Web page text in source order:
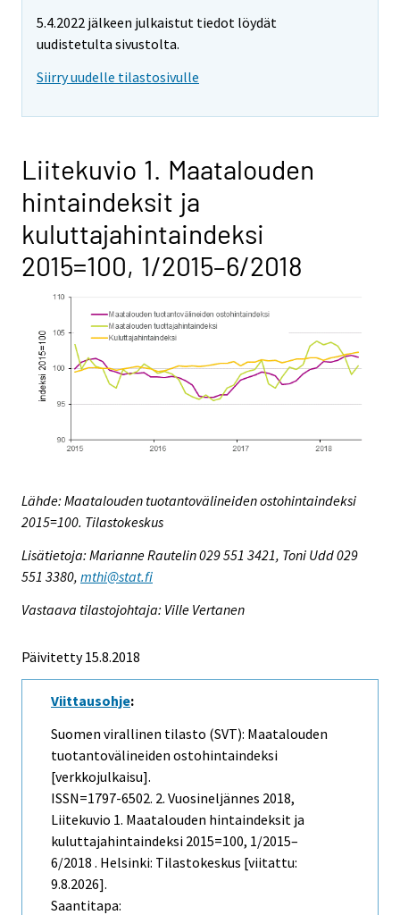
5.4.2022 jälkeen julkaistut tiedot löydät
uudistetulta sivustolta.
Siirry uudelle tilastosivulle
Liitekuvio 1. Maatalouden
hintaindeksit ja
kuluttajahintaindeksi
2015=100, 1/2015–6/2018
Lähde: Maatalouden tuotantovälineiden ostohintaindeksi
2015=100. Tilastokeskus
Lisätietoja: Marianne Rautelin 029 551 3421, Toni Udd 029
551 3380, mthi@stat.fi
Vastaava tilastojohtaja: Ville Vertanen
Päivitetty 15.8.2018
Viittausohje:
Suomen virallinen tilasto (SVT): Maatalouden
tuotantovälineiden ostohintaindeksi
[verkkojulkaisu].
ISSN=1797-6502. 2. Vuosineljännes 2018,
Liitekuvio 1. Maatalouden hintaindeksit ja
kuluttajahintaindeksi 2015=100, 1/2015–
6/2018 . Helsinki: Tilastokeskus [viitattu:
9.8.2026].
Saantitapa: